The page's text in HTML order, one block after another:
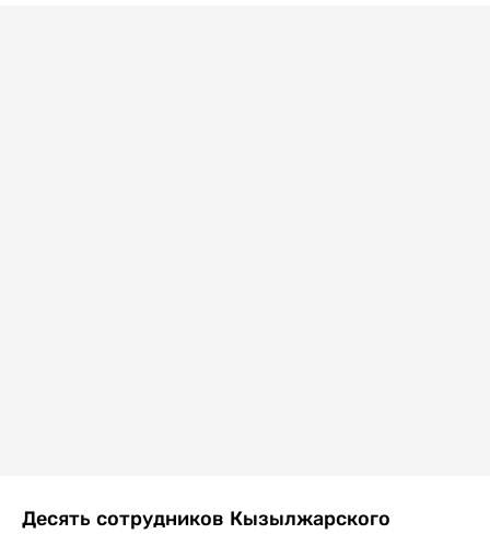
Десять сотрудников Кызылжарского